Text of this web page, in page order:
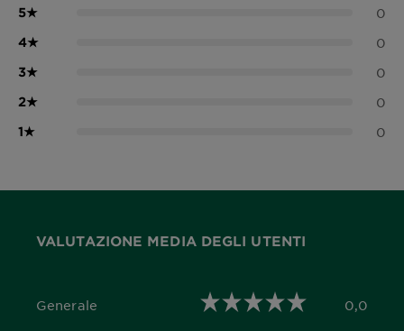
5★ 0
4★ 0
3★ 0
2★ 0
1★ 0
VALUTAZIONE MEDIA DEGLI UTENTI
Generale
0,0 out of 5 stars 0,0